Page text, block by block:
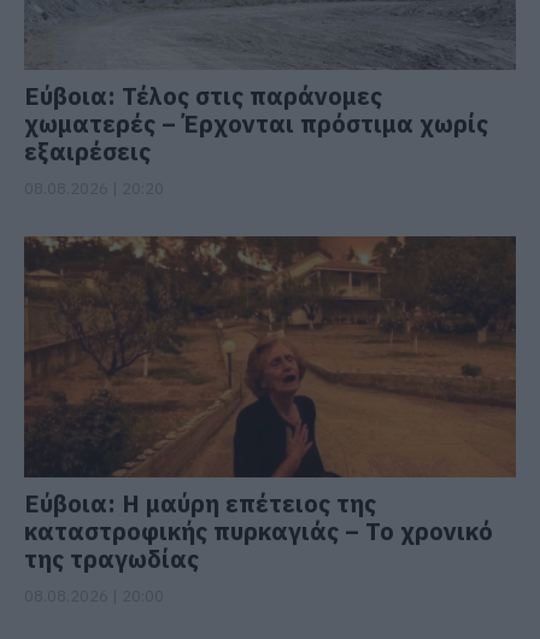
Εύβοια: Τέλος στις παράνομες
χωματερές – Έρχονται πρόστιμα χωρίς
εξαιρέσεις
Εύβοια: Η μαύρη επέτειος της
καταστροφικής πυρκαγιάς – Το χρονικό
της τραγωδίας